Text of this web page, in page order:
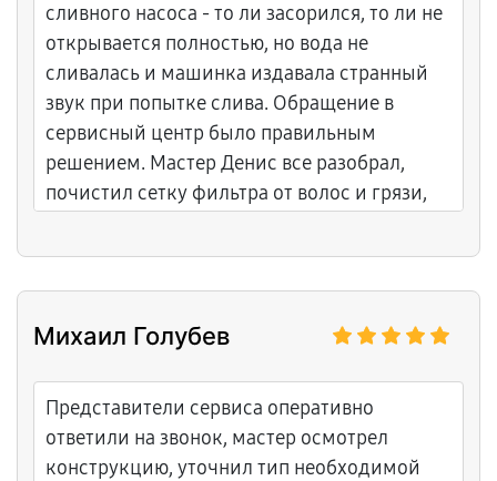
сливного насоса - то ли засорился, то ли не
открывается полностью, но вода не
сливалась и машинка издавала странный
звук при попытке слива. Обращение в
сервисный центр было правильным
решением. Мастер Денис все разобрал,
почистил сетку фильтра от волос и грязи,
как надо. Сервисный центр выполнил
Михаил Голубев
Представители сервиса оперативно
ответили на звонок, мастер осмотрел
конструкцию, уточнил тип необходимой